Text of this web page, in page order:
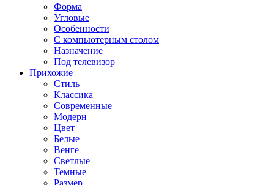
Форма
Угловые
Особенности
С компьютерным столом
Назначение
Под телевизор
Прихожие
Стиль
Классика
Современные
Модерн
Цвет
Белые
Венге
Светлые
Темные
Размер